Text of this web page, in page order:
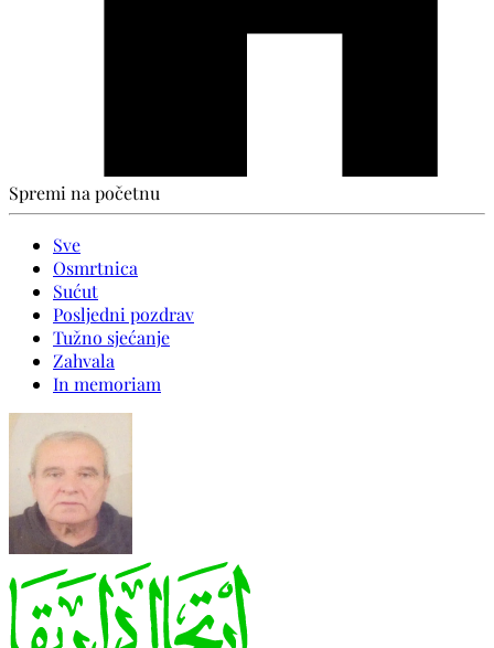
Spremi na početnu
Sve
Osmrtnica
Sućut
Posljedni pozdrav
Tužno sjećanje
Zahvala
In memoriam